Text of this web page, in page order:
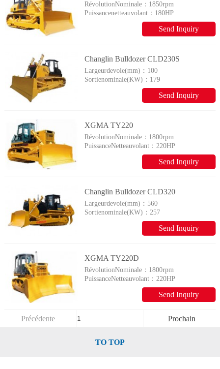
RévolutionNominale： 1850rpm
Puissancenetteauvolant： 180HP
Send Inquiry
Changlin Bulldozer CLD230S
Largeurdevoie(mm)： 100
Sortienominale(KW)： 179
Send Inquiry
XGMA TY220
RévolutionNominale： 1800rpm
PuissanceNetteauvolant：220HP
Send Inquiry
Changlin Bulldozer CLD320
Largeurdevoie(mm)： 560
Sortienominale(KW)：257
Send Inquiry
XGMA TY220D
RévolutionNominale： 1800rpm
PuissanceNetteauvolant：220HP
Send Inquiry
Précédente Prochain
TO TOP